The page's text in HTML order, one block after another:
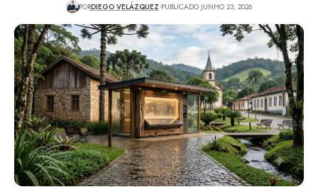
PORDIEGO VELÁZQUEZ PUBLICADO JUNHO 23, 2026